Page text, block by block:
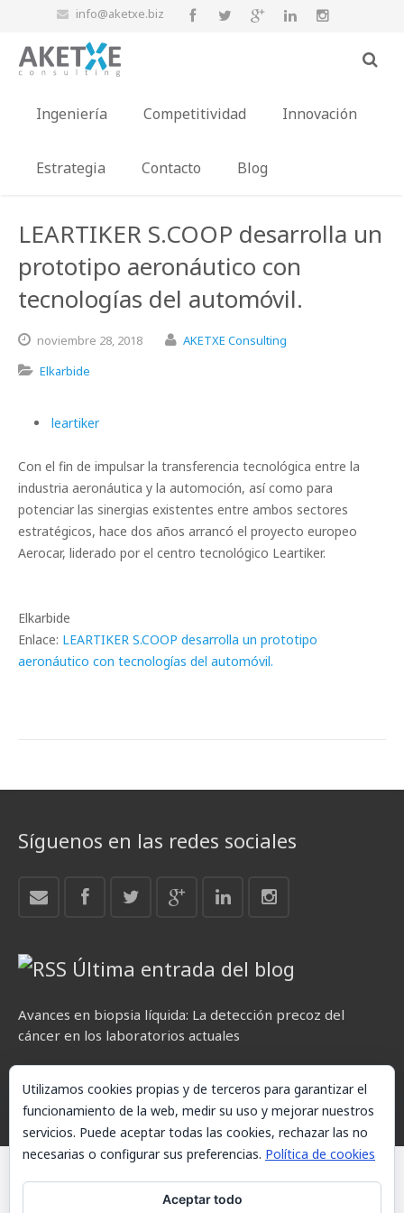
info@aketxe.biz
Ingeniería Competitividad Innovación
Estrategia Contacto Blog
LEARTIKER S.COOP desarrolla un
prototipo aeronáutico con
tecnologías del automóvil.
noviembre 28, 2018
AKETXE Consulting
Elkarbide
leartiker
Con el fin de impulsar la transferencia tecnológica entre la
industria aeronáutica y la automoción, así como para
potenciar las sinergias existentes entre ambos sectores
estratégicos, hace dos años arrancó el proyecto europeo
Aerocar, liderado por el centro tecnológico Leartiker.
Elkarbide
Enlace: LEARTIKER S.COOP desarrolla un prototipo
aeronáutico con tecnologías del automóvil.
Síguenos en las redes sociales
Última entrada del blog
Avances en biopsia líquida: La detección precoz del
cáncer en los laboratorios actuales
© AKETXE Consulting, S.L. - Este sitio web utiliza cookies, consulte
nuestra Política de cookies.
Utilizamos cookies propias y de terceros para garantizar el
funcionamiento de la web, medir su uso y mejorar nuestros
servicios. Puede aceptar todas las cookies, rechazar las no
necesarias o configurar sus preferencias. Política de cookies
Aceptar todo